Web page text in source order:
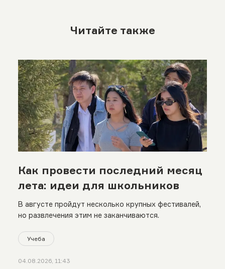
Читайте также
Как провести последний месяц
лета: идеи для школьников
В августе пройдут несколько крупных фестивалей,
но развлечения этим не заканчиваются.
Учеба
04.08.2026, 11:43